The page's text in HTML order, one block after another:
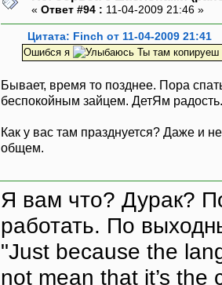
« Ответ #94 : 11-04-2009 21:46 »
Цитата: Finch от 11-04-2009 21:41
Ошибся я
Ты там копируеш
Бывает, время то позднее. Пора
беспокойным зайцем. ДетЯм
Как у вас там празднуется? Даже и
общем.
Я вам что? Дурак?
работать. По
"Just because the
not mean that it’s the